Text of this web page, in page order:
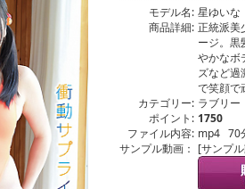
モデル名: 星ゆいな
商品詳細: 正統派美
ージ。黒
やかなボ
ズなど過
で笑顔で
カテゴリー: ラブリー
ポイント: 1750
ファイル内容: mp4 70
サンプル動画： [サンプ